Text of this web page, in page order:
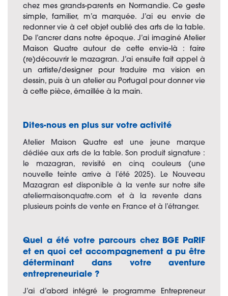
chez mes grands-parents en Normandie. Ce geste
simple, familier, m’a marquée. J’ai eu envie de
redonner vie à cet objet oublié des arts de la table.
De l’ancrer dans notre époque. J’ai imaginé Atelier
Maison Quatre autour de cette envie-là : faire
(re)découvrir le mazagran. J’ai ensuite fait appel à
un artiste/designer pour traduire ma vision en
dessin, puis à un atelier au Portugal pour donner vie
à cette pièce, émaillée à la main.
Dites-nous en plus sur votre activité
Atelier Maison Quatre est une jeune marque
dédiée aux arts de la table. Son produit signature :
le mazagran, revisité en cinq couleurs (une
nouvelle teinte arrive à l’été 2025). Le Nouveau
Mazagran est disponible à la vente sur notre site
ateliermaisonquatre.com et à la revente dans
plusieurs points de vente en France et à l’étranger.
Quel a été votre parcours chez BGE PaRIF
et en quoi cet accompagnement a pu être
déterminant dans votre aventure
entrepreneuriale ?
J’ai d’abord intégré le programme Entrepreneur